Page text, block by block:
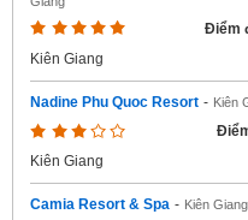
Điểm
Kiên Giang
Nadine Phu Quoc Resort - Kiên
Kiên Giang
Camia Resort & Spa - Kiên Giang